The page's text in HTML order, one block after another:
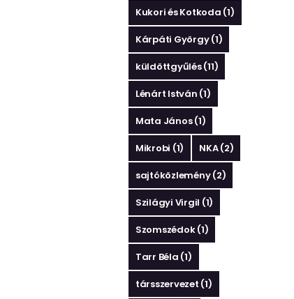
Kukori és Kotkoda (1)
Kárpáti György(1)
küldöttgyűlés(11)
Lénárt István (1)
Mata János(1)
Mikrobi (1) NKA(2)
sajtóközlemény(2)
Szilágyi Virgil (1)
Szomszédok(1)
Tarr Béla (1)
társszervezet (1)